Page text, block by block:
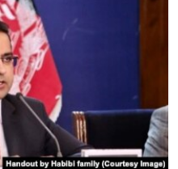
ورزش
اړیکه
دري پاڼه